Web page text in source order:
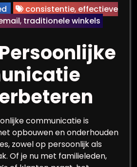
consistentie, effectieve
, traditionele winkels
communicatie is
opbouwen en onderhouden
zowel op persoonlijk als
Of je nu met familieleden,